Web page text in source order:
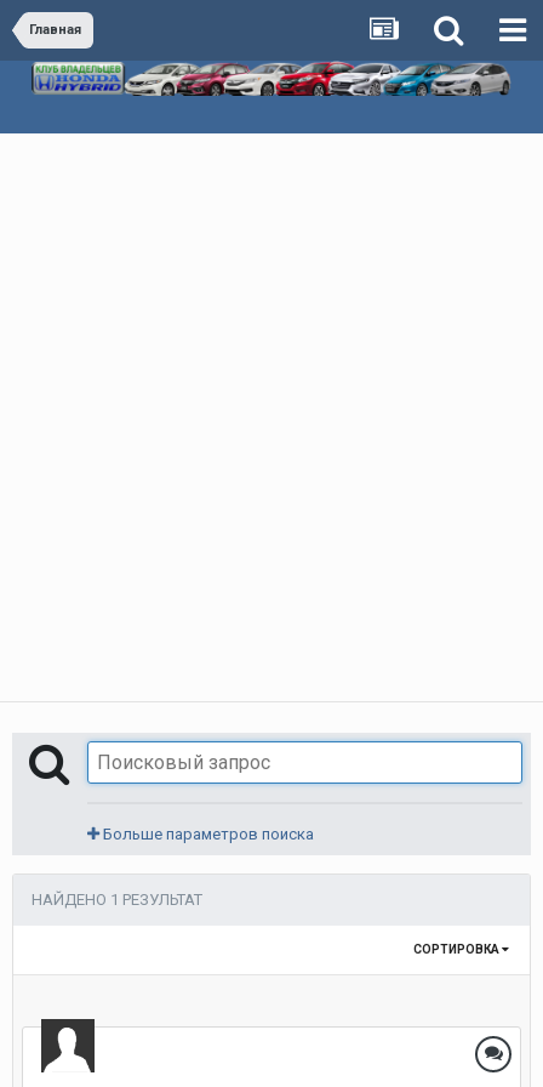
Главная
Больше параметров поиска
НАЙДЕНО 1 РЕЗУЛЬТАТ
СОРТИРОВКА